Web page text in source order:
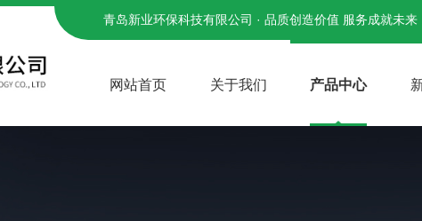
青岛新业环保科技有限公司 · 品质创造价值 服务成就未来
网站首页 关于我们 产品中心